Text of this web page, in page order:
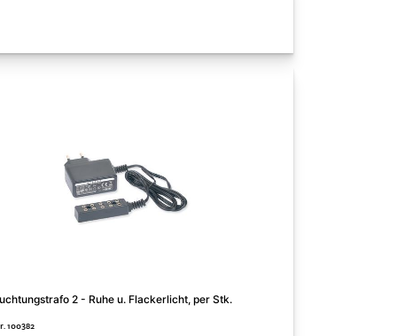
2 - Ruhe u. Flackerlicht, per Stk.
100382